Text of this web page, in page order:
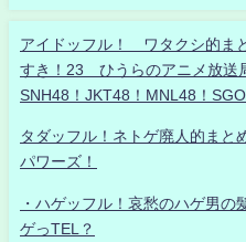
アイドッフル！ ワタクシ的ま
すき！23 ひうらのアニメ放送
SNH48！JKT48！MNL48！
タダッフル！ネトゲ廃人的まと
パワーズ！
・ハゲッフル！哀愁のハゲ男
ゲっTEL？